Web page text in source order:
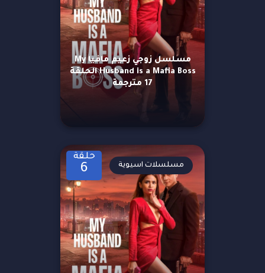
مسلسل زوجي زعيم مافيا My
Husband is a Mafia Boss الحلقة
17 مترجمة
حلقة
6 مسلسلات اسيوية